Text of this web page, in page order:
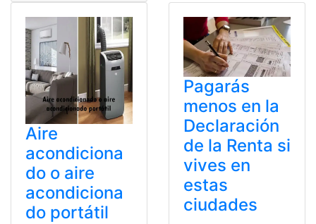
Aire
acondiciona
do o aire
acondiciona
do portátil
Pagarás
menos en la
Declaración
de la Renta si
vives en
estas
ciudades